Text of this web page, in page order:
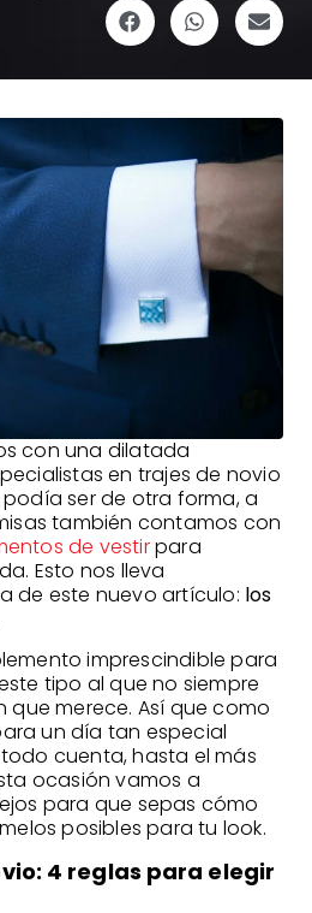
con una dilatada
en trajes de novio
ser de otra forma, a
también contamos con
de vestirpara
Esto nos lleva
de este nuevo artículo: los
imprescindible para
tipo al que no siempre
que merece. Así que como
un día tan especial
cuenta, hasta el más
ocasión vamos a
para que sepas cómo
posibles para tu look.
4 reglas para elegir